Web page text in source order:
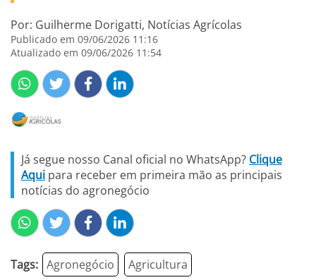
Por: Guilherme Dorigatti, Notícias Agrícolas
Publicado em 09/06/2026 11:16
Atualizado em 09/06/2026 11:54
Já segue nosso Canal oficial no WhatsApp? Clique
Aqui para receber em primeira mão as principais
notícias do agronegócio
Tags: Agronegócio Agricultura